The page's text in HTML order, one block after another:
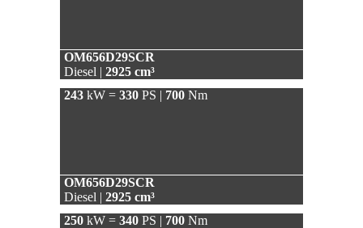
OM656D29SCR
Diesel | 2925 cm³
243 kW = 330 PS | 700 Nm
OM656D29SCR
Diesel | 2925 cm³
250 kW = 340 PS | 700 Nm